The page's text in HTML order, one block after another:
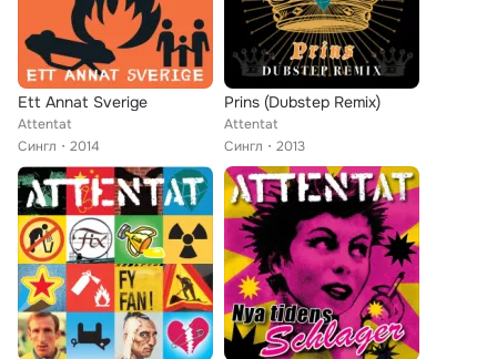
Ett Annat Sverige
Attentat
Сингл
2014
Prins (Dubstep Remix)
Attentat
Сингл
2013